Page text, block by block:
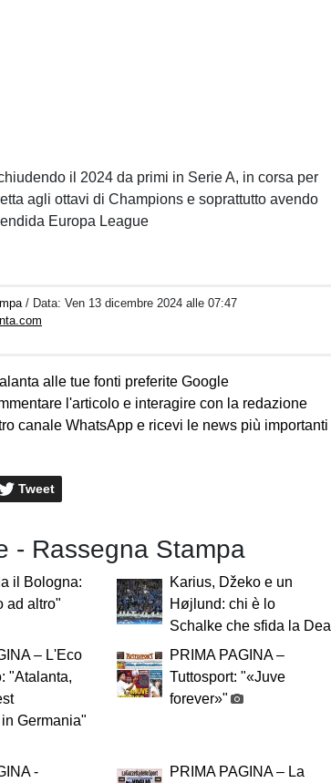
il 2024 da primi in Serie A, in corsa per
agli ottavi di Champions e soprattutto avendo
Europa League
/ Data:Ven 13 dicembre 2024 alle 07:47
alle tue fonti preferite Google
l'articolo e interagire con la redazione
canale WhatsApp e ricevi le news più importanti
Tweet
- Rassegna Stampa
il Bologna:
ad altro"
Karius, Džeko e un
Højlund: chi è lo
Schalke che sfida la Dea
– L'Eco
"Atalanta,
Germania"
PRIMA PAGINA –
Tuttosport: "«Juve
forever»"
-
PRIMA PAGINA – La